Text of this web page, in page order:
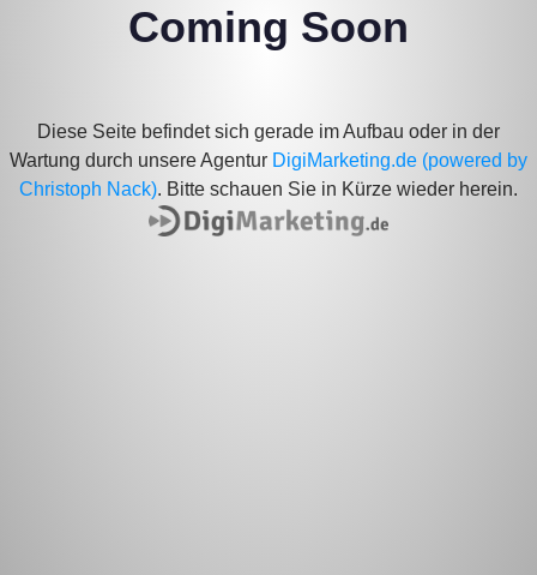
Coming Soon
Diese Seite befindet sich gerade im Aufbau oder in der
Wartung durch unsere Agentur DigiMarketing.de (powered by
Christoph Nack). Bitte schauen Sie in Kürze wieder herein.